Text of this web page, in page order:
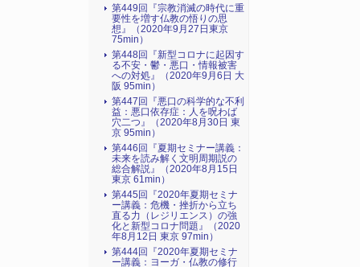
第449回『宗教消滅の時代に重
要性を増す仏教の悟りの思
想』（2020年9月27日東京
75min）
第448回『新型コロナに起因す
る不安・鬱・悪口・情報被害
への対処』（2020年9月6日 大
阪 95min）
第447回『悪口の科学的な不利
益：悪口依存症：人を呪わば
穴二つ』（2020年8月30日 東
京 95min）
第446回『夏期セミナー講義：
未来を読み解く文明周期説の
総合解説』（2020年8月15日
東京 61min）
第445回『2020年夏期セミナ
ー講義：危機・挫折から立ち
直る力（レジリエンス）の強
化と新型コロナ問題』（2020
年8月12日 東京 97min）
第444回『2020年夏期セミナ
ー講義：ヨーガ・仏教の修行